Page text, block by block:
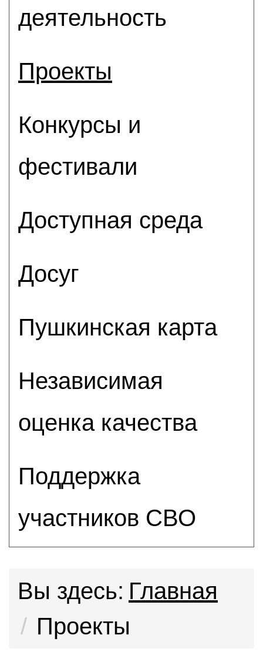
деятельность
Проекты
Конкурсы и
фестивали
Доступная среда
Досуг
Пушкинская карта
Независимая
оценка качества
Поддержка
участников СВО
Вы здесь: Главная
Проекты